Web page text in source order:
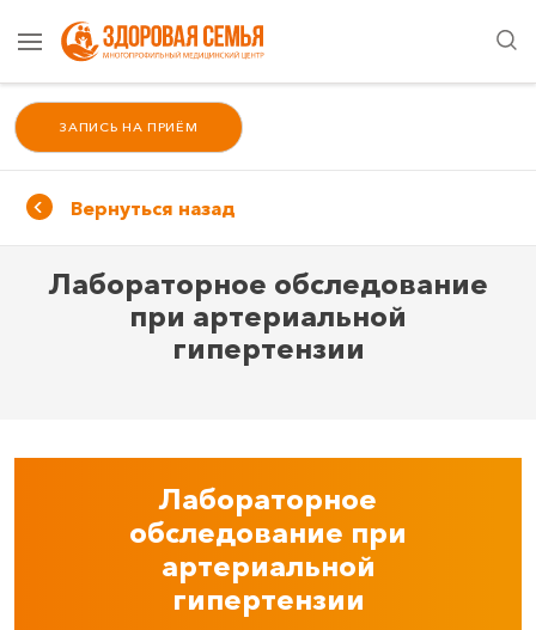
ЗАПИСЬ НА ПРИЁМ
Вернуться назад
Лабораторное обследование
при артериальной
гипертензии
Лабораторное
обследование при
артериальной
гипертензии